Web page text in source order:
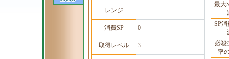
レンジ -
消費SP 0
取得レベル 3
最大
SP
必殺
率